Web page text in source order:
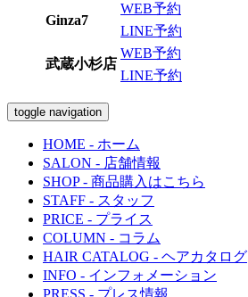
Ginza7
WEB予約
LINE予約
武蔵小杉店
WEB予約
LINE予約
toggle navigation
HOME - ホーム
SALON - 店舗情報
SHOP- 商品購入はこちら
STAFF - スタッフ
PRICE - プライス
COLUMN - コラム
HAIR CATALOG - ヘアカタログ
INFO - インフォメーション
PRESS - プレス情報